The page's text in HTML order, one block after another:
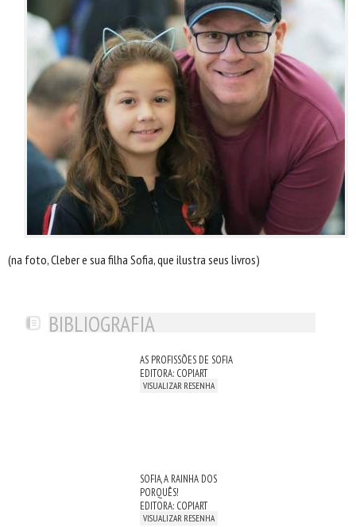
(na foto, Cleber e sua filha Sofia, que ilustra seus livros)
BIBLIOGRAFIA
AS PROFISSÕES DE SOFIA
EDITORA: COPIART
VISUALIZAR RESENHA
SOFIA, A RAINHA DOS
PORQUÊS!
EDITORA: COPIART
VISUALIZAR RESENHA